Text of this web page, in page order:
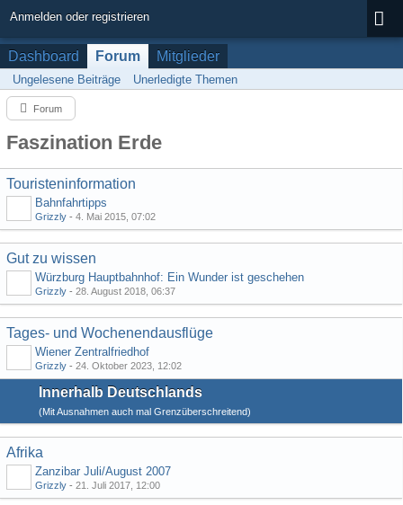
Anmelden oder registrieren
Dashboard Forum Mitglieder
Ungelesene Beiträge Unerledigte Themen
Forum
Faszination Erde
Touristeninformation
Bahnfahrtipps
Grizzly - 4. Mai 2015, 07:02
Gut zu wissen
Würzburg Hauptbahnhof: Ein Wunder ist geschehen
Grizzly - 28. August 2018, 06:37
Tages- und Wochenendausflüge
Wiener Zentralfriedhof
Grizzly - 24. Oktober 2023, 12:02
Innerhalb Deutschlands
(Mit Ausnahmen auch mal Grenzüberschreitend)
Afrika
Zanzibar Juli/August 2007
Grizzly - 21. Juli 2017, 12:00